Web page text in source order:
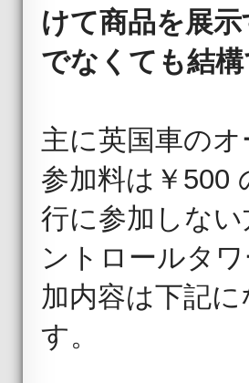
けて商品を展
でなくても結
主に英国車の
参加料は￥500
行に参加しな
ントロールタ
加内容は下記
す。